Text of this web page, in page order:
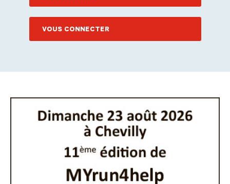
VOUS CONNECTER